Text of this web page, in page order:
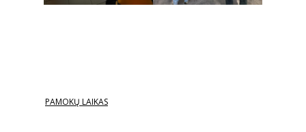
PAMOKŲ LAIKAS